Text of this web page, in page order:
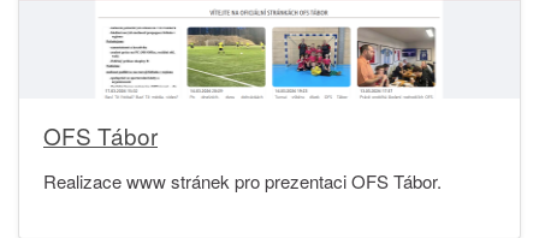
OFS Tábor
Realizace www stránek pro prezentaci OFS Tábor.